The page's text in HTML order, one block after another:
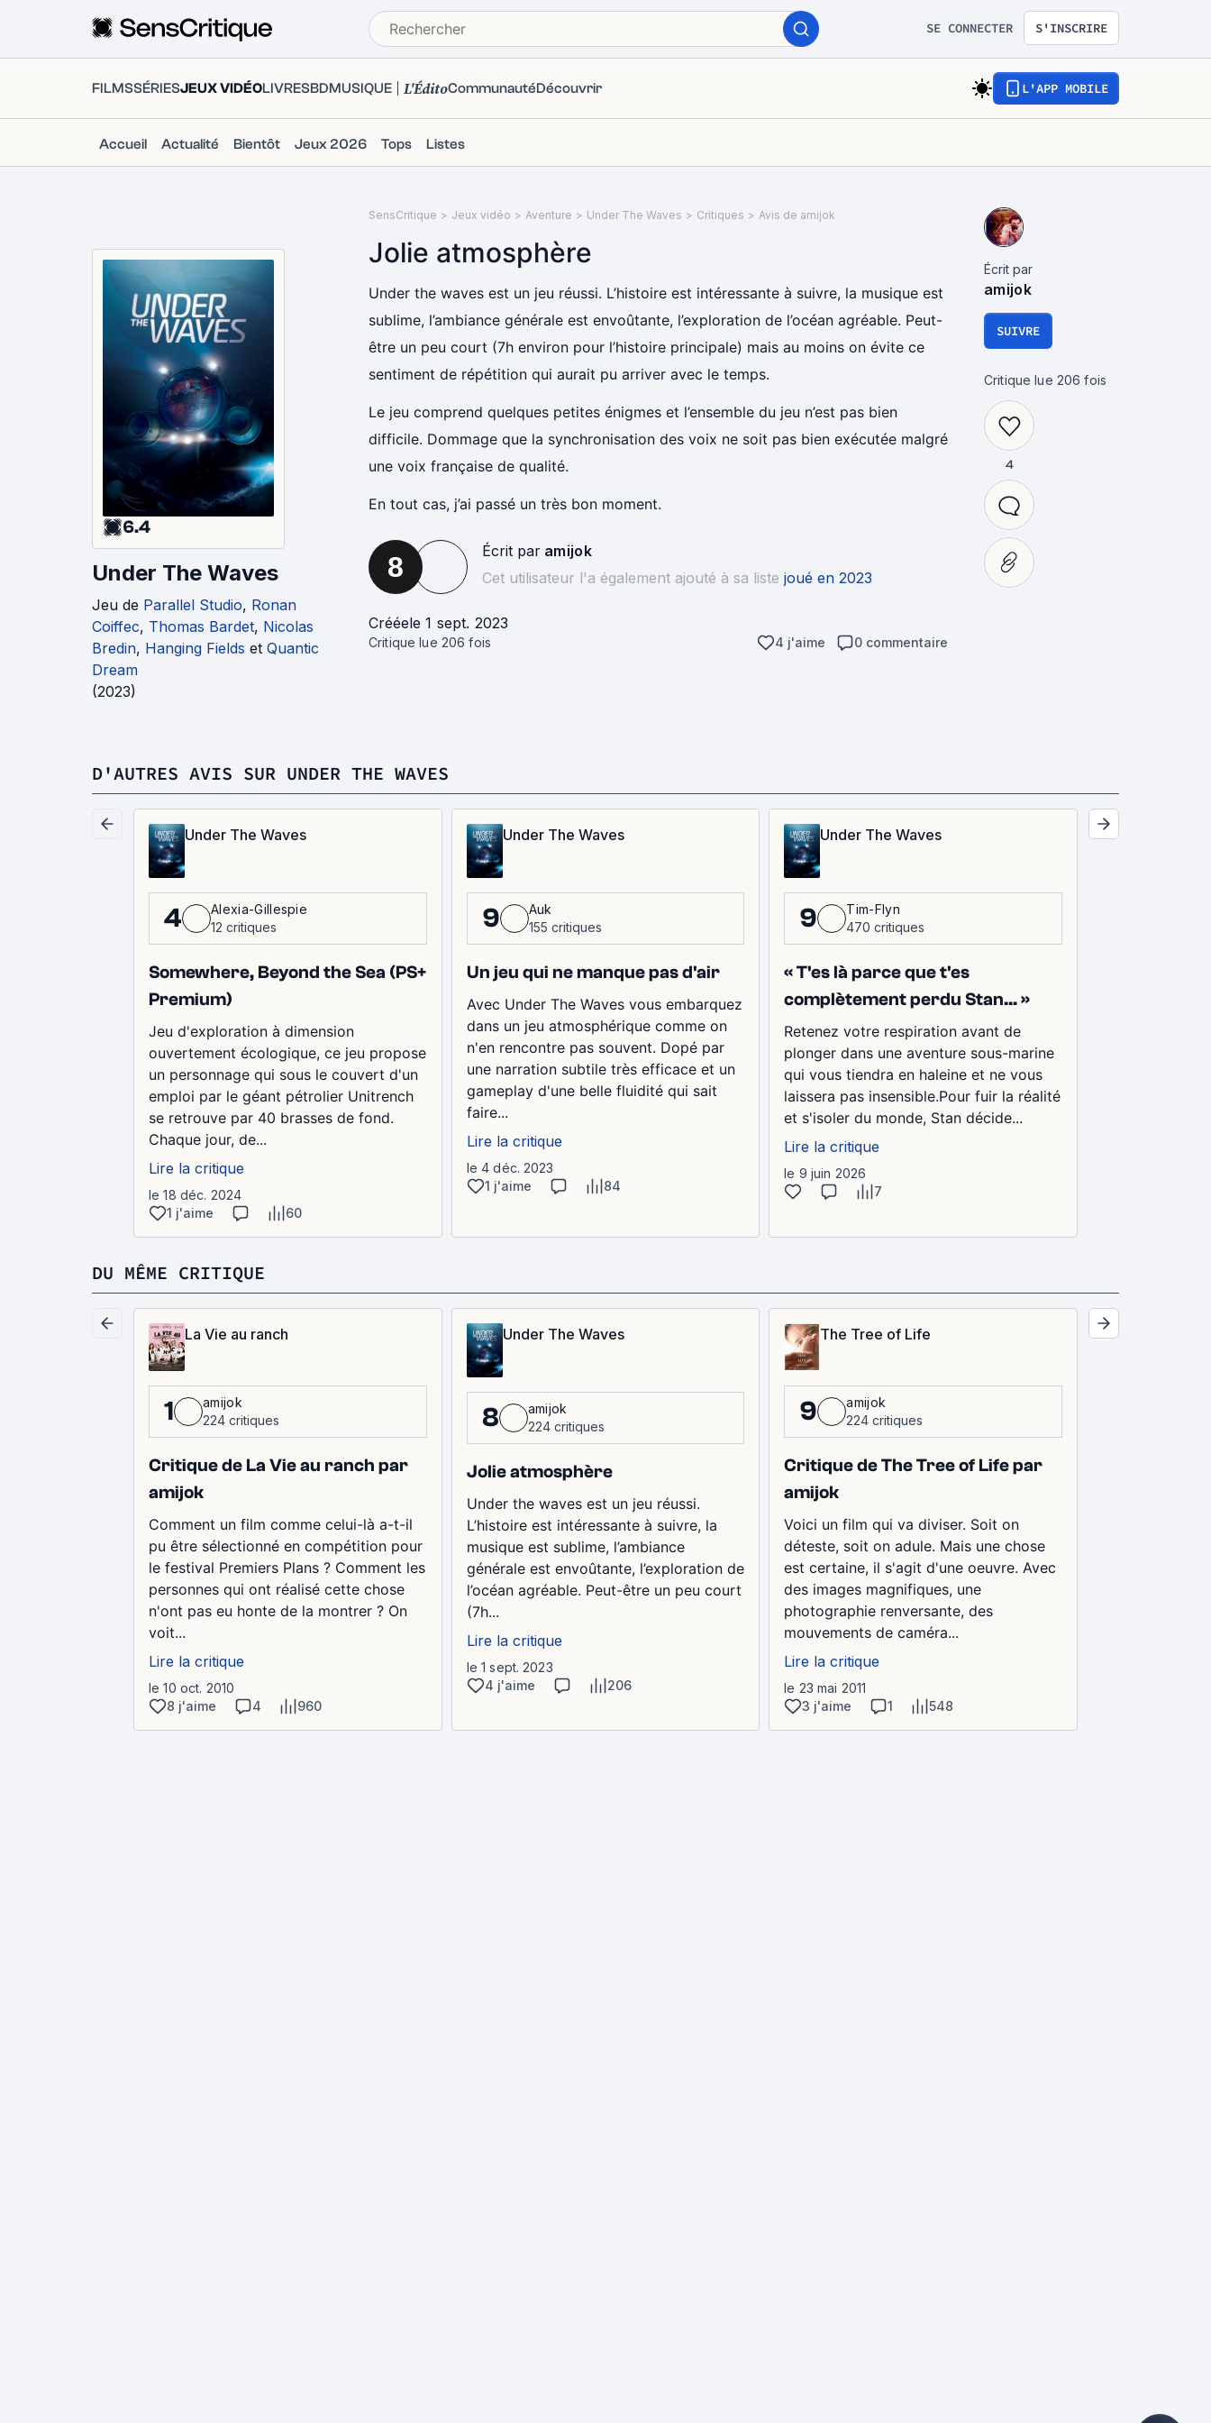
SE CONNECTER S'INSCRIRE
FILMSSÉRIESJEUX VIDÉOLIVRESBDMUSIQUE L'ÉditoCommunautéDécouvrir L'APP MOBILE
Accueil Actualité Bientôt Jeux 2026 Tops Listes
6.4
Under The Waves
Jeu de Parallel Studio, Ronan
Coiffec, Thomas Bardet, Nicolas
Bredin, Hanging Fields et Quantic
Dream
(2023)
SensCritique > Jeux vidéo > Aventure > Under The Waves > Critiques > Avis de amijok
Jolie atmosphère
Under the waves est un jeu réussi. L’histoire est intéressante à suivre, la musique est
sublime, l’ambiance générale est envoûtante, l’exploration de l’océan agréable. Peut-
être un peu court (7h environ pour l’histoire principale) mais au moins on évite ce
sentiment de répétition qui aurait pu arriver avec le temps.
Le jeu comprend quelques petites énigmes et l’ensemble du jeu n’est pas bien
difficile. Dommage que la synchronisation des voix ne soit pas bien exécutée malgré
une voix française de qualité.
En tout cas, j’ai passé un très bon moment.
8 Écrit par amijok
Cet utilisateur l'a également ajouté à sa liste joué en 2023
Crééele 1 sept. 2023
Critique lue 206 fois 4 j'aime 0 commentaire
Écrit par
amijok
SUIVRE
Critique lue 206 fois
4
D'AUTRES AVIS SUR UNDER THE WAVES
Under The Waves
4
Alexia-Gillespie
12 critiques
Somewhere, Beyond the Sea (PS+
Premium)
Jeu d'exploration à dimension
ouvertement écologique, ce jeu propose
un personnage qui sous le couvert d'un
emploi par le géant pétrolier Unitrench
se retrouve par 40 brasses de fond.
Chaque jour, de...
Lire la critique
le 18 déc. 2024
1 j'aime
60
Under The Waves
9
Auk
155 critiques
Un jeu qui ne manque pas d'air
Avec Under The Waves vous embarquez
dans un jeu atmosphérique comme on
n'en rencontre pas souvent. Dopé par
une narration subtile très efficace et un
gameplay d'une belle fluidité qui sait
faire...
Lire la critique
le 4 déc. 2023
1 j'aime
84
Under The Waves
9
Tim-Flyn
470 critiques
« T'es là parce que t'es
complètement perdu Stan… »
Retenez votre respiration avant de
plonger dans une aventure sous-marine
qui vous tiendra en haleine et ne vous
laissera pas insensible.Pour fuir la réalité
et s'isoler du monde, Stan décide...
Lire la critique
le 9 juin 2026
7
DU MÊME CRITIQUE
La Vie au ranch
1
amijok
224 critiques
Critique de La Vie au ranch par
amijok
Comment un film comme celui-là a-t-il
pu être sélectionné en compétition pour
le festival Premiers Plans ? Comment les
personnes qui ont réalisé cette chose
n'ont pas eu honte de la montrer ? On
voit...
Lire la critique
le 10 oct. 2010
8 j'aime
4 960
Under The Waves
8
amijok
224 critiques
Jolie atmosphère
Under the waves est un jeu réussi.
L’histoire est intéressante à suivre, la
musique est sublime, l’ambiance
générale est envoûtante, l’exploration de
l’océan agréable. Peut-être un peu court
(7h...
Lire la critique
le 1 sept. 2023
4 j'aime
206
The Tree of Life
9
amijok
224 critiques
Critique de The Tree of Life par
amijok
Voici un film qui va diviser. Soit on
déteste, soit on adule. Mais une chose
est certaine, il s'agit d'une oeuvre. Avec
des images magnifiques, une
photographie renversante, des
mouvements de caméra...
Lire la critique
le 23 mai 2011
3 j'aime
1 548